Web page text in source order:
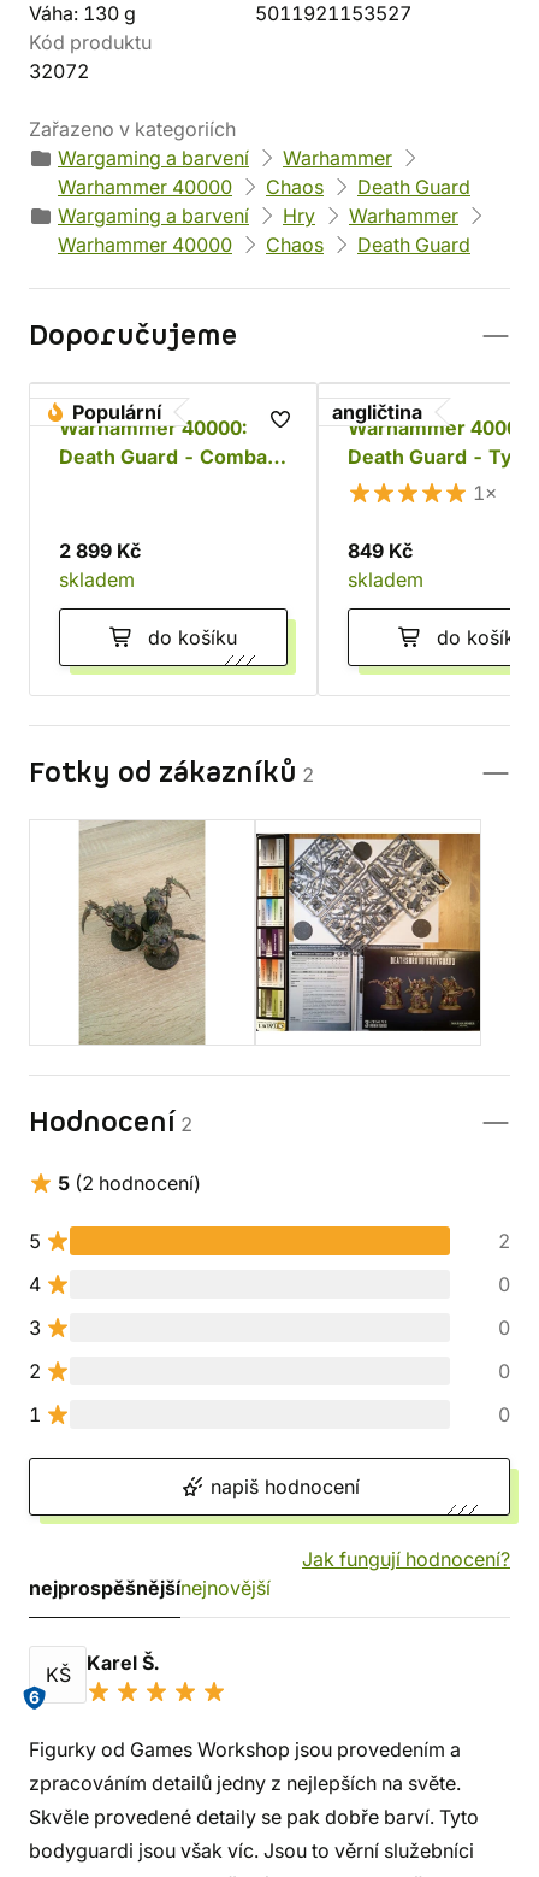
Váha: 130 g
5011921153527
Kód produktu
32072
Zařazeno v kategoriích
Wargaming a barvení
Warhammer
Warhammer 40000
Chaos
Death Guard
Wargaming a barvení
Hry
Warhammer
Warhammer 40000
Chaos Death Guard
Doporučujeme
Populární
Warhammer 40000:
Death Guard - Combat
2 899 Kč
skladem
do košíku
angličtina
Warhammer 40000:
Death Guard -
Herald of the Plague
1×
849 Kč
skladem
do košíku
Fotky od zákazníků 2
Hodnocení 2
5 (2 hodnocení)
5
2
4
0
3
0
2
0
1
0
napiš hodnocení
Jak fungují hodnocení?
nejprospěšnějšínejnovější
KŠ
6
Karel Š.
Figurky od Games Workshop jsou provedením a
zpracováním detailů jedny z nejlepších na světe.
Skvěle provedené detaily se pak dobře barví. Tyto
bodyguardi jsou však víc. Jsou to věrní služebníci